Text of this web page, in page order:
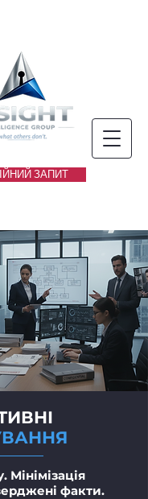
ЗАПИТ
Мінімізація
факти.